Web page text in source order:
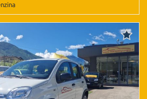
(6) • Nero pastello • 5 Porte • ABS •
• Airbag testa • Antifurto • Chiusura
• Controllo trazione • ESP •
• Servosterzo